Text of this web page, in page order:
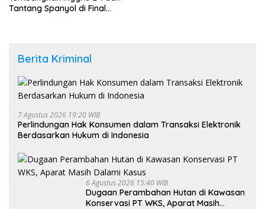
Tantang Spanyol di Final
Berita Kriminal
7 Agustus 2026 19:20 WIB
Perlindungan Hak Konsumen dalam Transaksi Elektronik
Berdasarkan Hukum di Indonesia
6 Agustus 2026 15:40 WIB
Dugaan Perambahan Hutan di Kawasan
Konservasi PT WKS, Aparat Masih